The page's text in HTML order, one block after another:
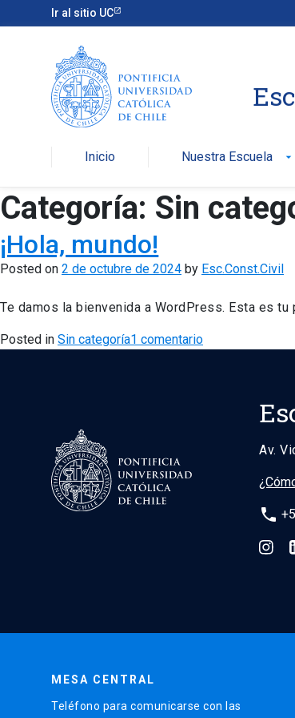
to
Ir al sitio UC
Inicio Nuestra Escuela arrow_drop_down
Categoría: Sin
¡Hola, mundo!
Posted on 2 de octubre de 2024 by Esc.Const.Civil
Te damos la bienvenida a WordPress. Esta es
Posted in Sin categoría1 comentarioen
Av.
phone
MESA CENTRAL
Teléfono para comunicarse con las